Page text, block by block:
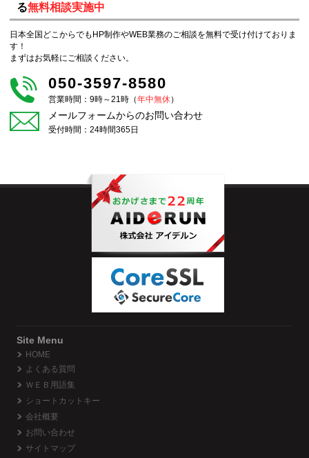
る無料相談実施中
日本全国どこからでもHP制作やWEB業務のご相談を無料で受け付けておりま
す！
まずはお気軽にご相談ください。
050-3597-8580
営業時間：9時～21時（年中無休）
メールフォームからのお問い合わせ
受付時間：24時間365日
Site Menu
HOME
よくある質問
ＷＥＢ用語集
ショートカットキー
会社概要
お問い合わせ
サイトマップ